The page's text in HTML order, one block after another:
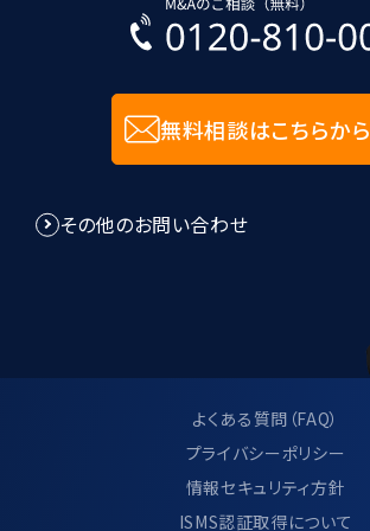
無料相談はこちらから
その他のお問い合わせ
よくある質問（FAQ）
プライバシーポリシー
情報セキュリティ方針
ISMS認証取得について